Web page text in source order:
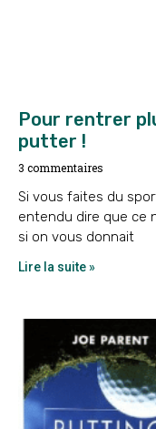
Pour rentrer
putter !
3 commentaires
Si vous faites du
entendu dire que ce
si on vous donnait
Lire la suite »